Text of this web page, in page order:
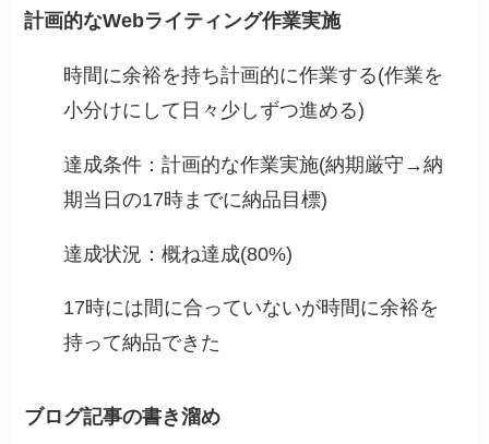
計画的なWebライティング作業実施
時間に余裕を持ち計画的に作業する(作業を
小分けにして日々少しずつ進める)
達成条件：計画的な作業実施(納期厳守→納
期当日の17時までに納品目標)
達成状況：概ね達成(80%)
17時には間に合っていないが時間に余裕を
持って納品できた
ブログ記事の書き溜め